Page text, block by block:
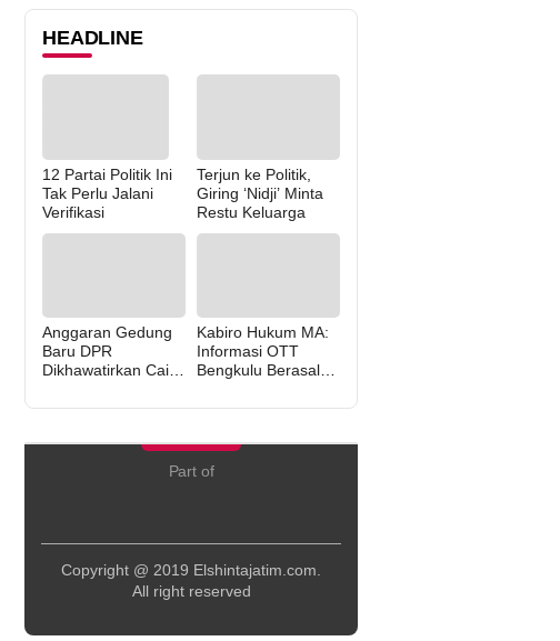
HEADLINE
12 Partai Politik Ini
Tak Perlu Jalani
Verifikasi
Terjun ke Politik,
Giring ‘Nidji’ Minta
Restu Keluarga
Anggaran Gedung
Baru DPR
Dikhawatirkan Cair
Budi” Pemerintah
Kabiro Hukum MA:
Informasi OTT
Bengkulu Berasal
Part of
Copyright @ 2019 Elshintajatim.com.
All right reserved